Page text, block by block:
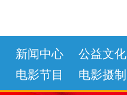
新闻中心 公益文化
电影节目
电影摄制